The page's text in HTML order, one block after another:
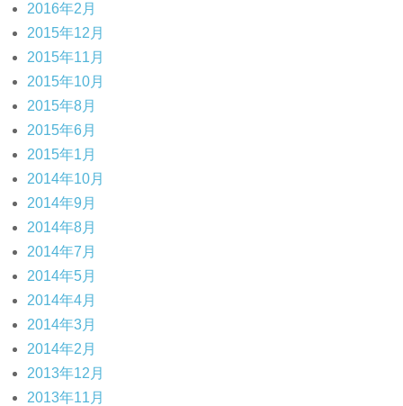
2016年2月
2015年12月
2015年11月
2015年10月
2015年8月
2015年6月
2015年1月
2014年10月
2014年9月
2014年8月
2014年7月
2014年5月
2014年4月
2014年3月
2014年2月
2013年12月
2013年11月